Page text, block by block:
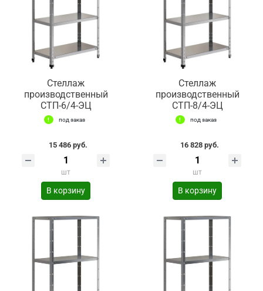
Стеллаж
производственный
СТП-6/4-ЭЦ
под заказ
15 486 руб.
шт
В корзину
Стеллаж
производственный
СТП-8/4-ЭЦ
под заказ
16 828 руб.
шт
В корзину